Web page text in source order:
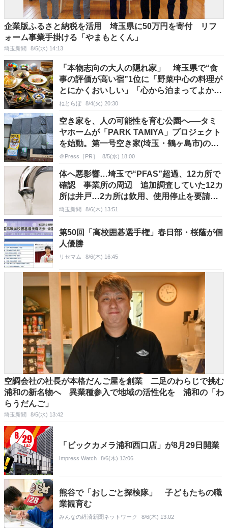
企業版ふるさと納税を活用 埼玉県に50万円を寄付 リフ
ォーム事業手掛ける「やまもとくん」
埼玉新聞 8/5(水) 14:13
「本物志向の大人の隠れ家」 埼玉県で“食
事の評価が高い宿”1位に「野菜中心の料理が
とにかくおいしい」「心から泊まってよかっ
たと思いました」の声
ねとらぼ 8/4(火) 20:30
空き家を、人の可能性を育む公園へ──タミ
ヤホームが「PARK TAMIYA」プロジェクト
を始動。第一号空き家(埼玉・鶴ヶ島市)の解
体工事が完了
＠Press［PR］ 8/5(水) 18:00
体へ悪影響…埼玉で“PFAS”超過、12カ所で
確認 事業所の周辺 追加調査していた12カ
所は井戸…2カ所は飲用、使用停止を要請
PFASの広がりを確認のため、さらに500メ
埼玉新聞 8/6(木) 13:51
第50回「高校囲碁選手権」春日部・桜蔭が個
人優勝
リセマム 8/6(木) 16:45
空調会社の社長が本格だんご屋を創業 二足のわらじで挑む
浦和の新名物へ 異業種参入で地域の活性化を 浦和の「わ
らうだんご」
埼玉新聞 8/5(水) 13:42
「ビックカメラ浦和西口店」が8月29日開業
Impress Watch 8/6(木) 13:06
熊谷で「おしごと探検隊」 子どもたちの職
業観育む
みんなの経済新聞ネットワーク 8/6(木) 13:02